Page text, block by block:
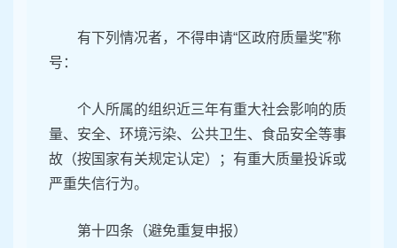
有下列情况者，不得申请“区政府质量奖”称
号：
个人所属的组织近三年有重大社会影响的质
量、安全、环境污染、公共卫生、食品安全等事
故（按国家有关规定认定）；有重大质量投诉或
严重失信行为。
第十四条（避免重复申报）